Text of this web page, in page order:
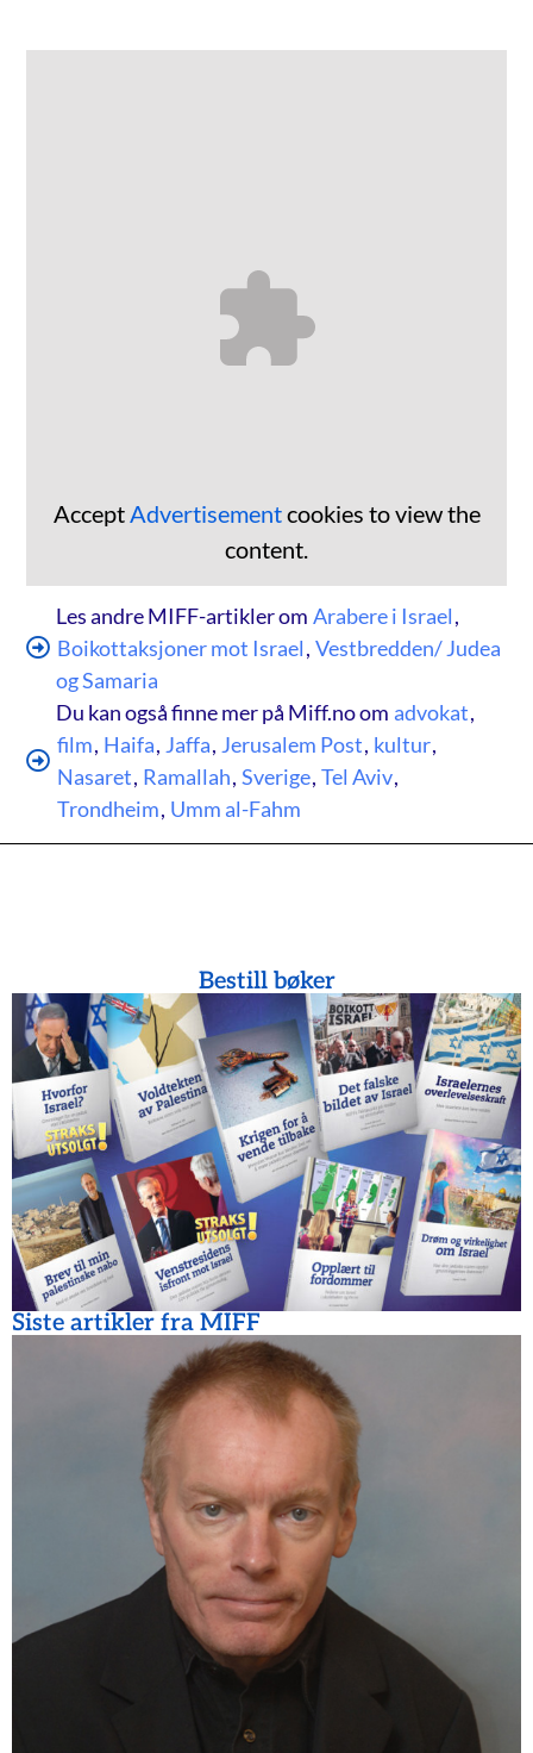
Accept Advertisementcookies to view the
content.
Les andre MIFF-artikler om Arabere i Israel,
Boikottaksjoner mot Israel, Vestbredden/ Judea
og Samaria
Du kan også finne mer på Miff.no om advokat,
film, Haifa, Jaffa, Jerusalem Post, kultur,
Nasaret, Ramallah, Sverige, Tel Aviv,
Trondheim, Umm al-Fahm
Bestill bøker
Siste artikler fra MIFF